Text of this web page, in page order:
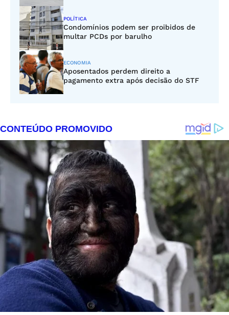
POLÍTICA
Condomínios podem ser proibidos de
multar PCDs por barulho
ECONOMIA
Aposentados perdem direito a
pagamento extra após decisão do STF